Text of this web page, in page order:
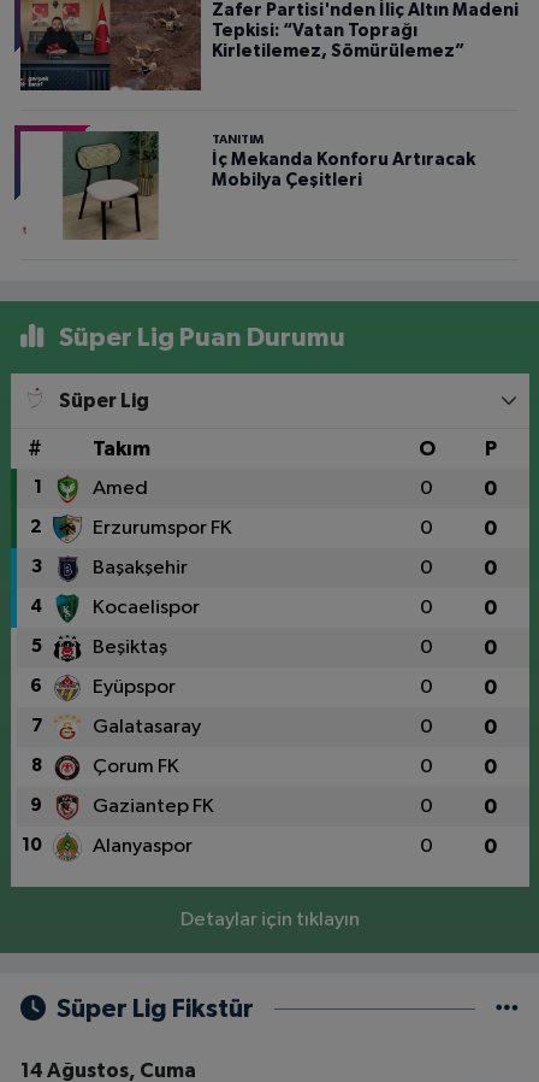
Zafer Partisi'nden İliç Altın Madeni
Tepkisi: “Vatan Toprağı
Kirletilemez, Sömürülemez”
TANITIM
İç Mekanda Konforu Artıracak
Mobilya Çeşitleri
Süper Lig Puan Durumu
Süper Lig
# Takım O P
1 Amed 0 0
2 Erzurumspor FK 0 0
3 Başakşehir 0 0
4 Kocaelispor 0 0
5 Beşiktaş 0 0
6 Eyüpspor 0 0
7 Galatasaray 0 0
8 Çorum FK 0 0
9 Gaziantep FK 0 0
10 Alanyaspor 0 0
Detaylar için tıklayın
Süper Lig Fikstür
14 Ağustos, Cuma